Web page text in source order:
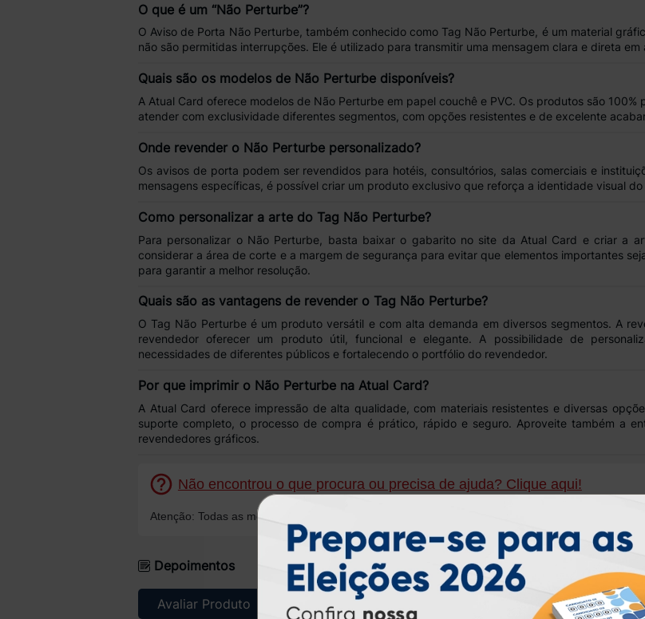
O que é um “Não Perturbe”?
OAviso de Porta Não Perturbe, também conhecido como Tag Não Perturbe, é um material
não são permitidas interrupções. Ele é utilizado para transmitir uma mensagem clara e direta em
Quais são os modelos de Não Perturbe disponíveis?
A Atual Card oferece modelos de Não Perturbe em papel couchê e PVC. Os produtos são 100%
atender com exclusividade diferentes segmentos, com opções resistentes e de excelente
Onde revender o Não Perturbe personalizado?
Os avisos de porta podem ser revendidos para hotéis consultórios salas comerciais e
mensagens específicas, é possível criar um produto exclusivo que reforça a identidade visual do
Como personalizar a arte do Tag Não Perturbe?
Para personalizar o Não Perturbe , basta baixar o gabaritono site da Atual Card e criar a
considerar a área de corte e a margem de segurança para evitar que elementos importantes
para garantir a melhor resolução.
Quais são as vantagens de revender o Tag Não Perturbe?
O Tag Não Perturbeé um produto versátil e com alta demanda em diversos segmentos. A
revendedor oferecer um produto útil, funcional e elegante. A possibilidade de
necessidades de diferentes públicos e fortalecendo o portfólio do revendedor.
Por que imprimir o Não Perturbe na Atual Card?
A Atual Card oferece impressão de alta qualidade, com materiais resistentes e diversas
suporte completo, o processo de compra é prático, rápido e seguro. Aproveite também a
revendedores gráficos.
Não encontrou o que procura ou precisa de ajuda? Clique aqui!
Atenção: Todas as mensagens serão respondidas, porém mensagens enviadas por clientes
Depoimentos
Avaliar Produto